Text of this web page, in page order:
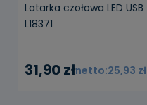
Latarka czołowa LED USB
L18371
31,90 zł 25,93 zł